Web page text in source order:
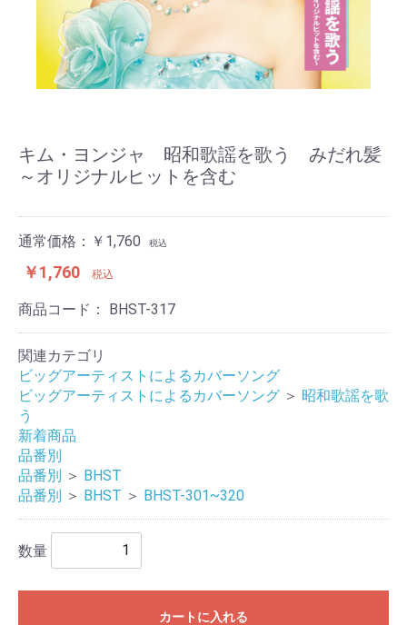
キム・ヨンジャ 昭和歌謡を歌う みだれ髪
～オリジナルヒットを含む
通常価格：￥1,760 税込
￥1,760 税込
商品コード： BHST-317
関連カテゴリ
ビッグアーティストによるカバーソング
ビッグアーティストによるカバーソング ＞ 昭和歌謡を歌
う
新着商品
品番別
品番別 ＞ BHST
品番別 ＞ BHST ＞ BHST-301~320
数量
カートに入れる